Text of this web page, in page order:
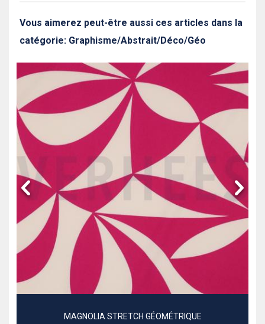
Vous aimerez peut-être aussi ces articles dans la
catégorie: Graphisme/Abstrait/Déco/Géo
MAGNOLIA STRETCH GÉOMÉTRIQUE